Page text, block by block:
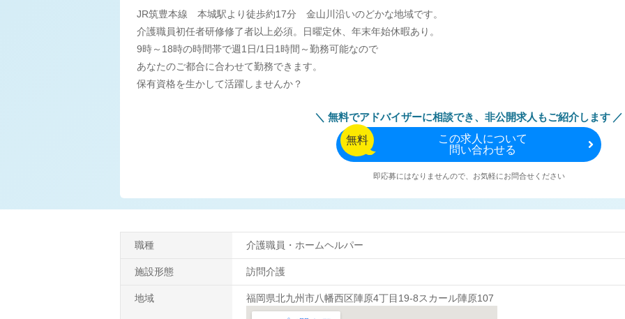
JR筑豊本線 本城駅より徒歩約17分 金山川沿いのどかな地域です。
介護職員初任者研修修了者以上必須。日曜定休、年末年始休暇あり。
9時～18時の時間帯で週1日/1日1時間～勤務可能なので
あなたのご都合に合わせて勤務できます。
保有資格を生かして活躍しませんか？
無料でアドバイザーに相談でき、 非公開求人もご紹介します
無料
この求人について
問い合わせる
即応募にはなりませんので、お気軽にお問合せください
職種 介護職員・ホームヘルパー
施設形態 訪問介護
地域 福岡県北九州市八幡西区陣原4丁目19-8スカール陣原107